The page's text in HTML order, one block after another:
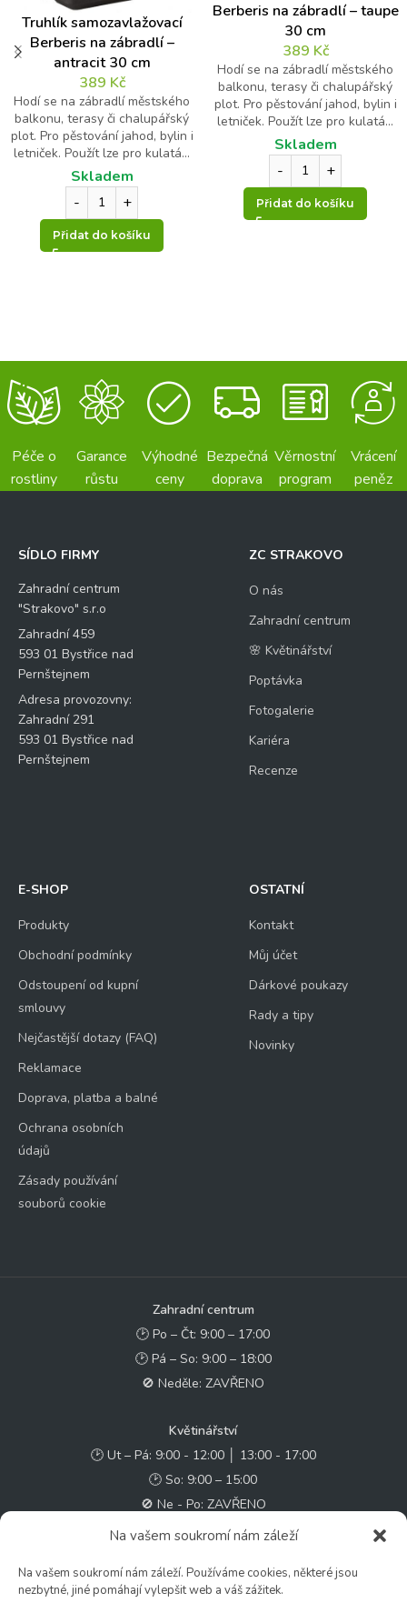
Na vašem soukromí nám záleží
Na vašem soukromí nám záleží. Používáme cookies, některé jsou
nezbytné, jiné pomáhají vylepšit web a váš zážitek.
Truhlík samozavlažovací
Berberis na zábradlí –
antracit 30 cm
389 Kč
Hodí se na zábradlí městského
balkonu, terasy či chalupářský
plot. Pro pěstování jahod, bylin i
letniček. Použít lze pro kulatá...
Skladem
Přidat do košíku
Berberis na zábradlí – taupe
30 cm
389 Kč
Hodí se na zábradlí městského
balkonu, terasy či chalupářský
plot. Pro pěstování jahod, bylin i
letniček. Použít lze pro kulatá...
Skladem
Přidat do košíku
Péče o
rostliny
Garance
růstu
Výhodné
ceny
Bezpečná
doprava
Věrnostní
program
Vrácení
peněz
SÍDLO FIRMY
Zahradní centrum
"Strakovo" s.r.o
Zahradní 459
593 01 Bystřice nad
Pernštejnem
Adresa provozovny:
Zahradní 291
593 01 Bystřice nad
Pernštejnem
ZC STRAKOVO
O nás
Zahradní centrum
🌸 Květinářství
Poptávka
Fotogalerie
Kariéra
Recenze
E-SHOP
Produkty
Obchodní podmínky
Odstoupení od kupní
smlouvy
Nejčastější dotazy (FAQ)
Reklamace
Doprava, platba a balné
Ochrana osobních
údajů
Zásady používání
souborů cookie
OSTATNÍ
Kontakt
Můj účet
Dárkové poukazy
Rady a tipy
Novinky
Zahradní centrum
🕑 Po – Čt: 9:00 – 17:00
🕑 Pá – So: 9:00 – 18:00
🚫 Neděle: ZAVŘENO
Květinářství
🕑 Ut – Pá: 9:00 - 12:00 │ 13:00 - 17:00
🕑 So: 9:00 – 15:00
🚫 Ne - Po: ZAVŘENO
✉️ e-shop@zcstrakovo.cz